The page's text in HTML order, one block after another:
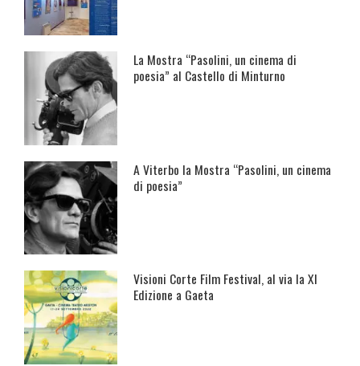
La Mostra “Pasolini, un cinema di
poesia” al Castello di Minturno
A Viterbo la Mostra “Pasolini, un cinema
di poesia”
Visioni Corte Film Festival, al via la XI
Edizione a Gaeta